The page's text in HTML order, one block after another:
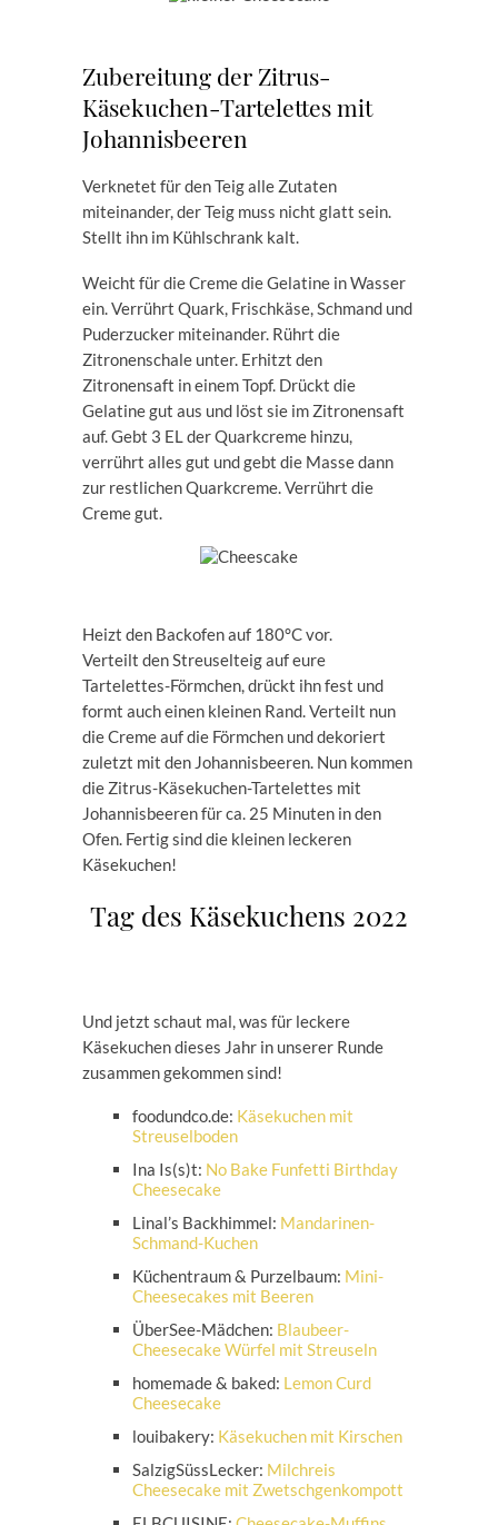
Zubereitung der Zitrus-
Käsekuchen-Tartelettes mit
Johannisbeeren
Verknetet für den Teig alle Zutaten
miteinander, der Teig muss nicht glatt sein.
Stellt ihn im Kühlschrank kalt.
Weicht für die Creme die Gelatine in Wasser
ein. Verrührt Quark, Frischkäse, Schmand und
Puderzucker miteinander. Rührt die
Zitronenschale unter. Erhitzt den
Zitronensaft in einem Topf. Drückt die
Gelatine gut aus und löst sie im Zitronensaft
auf. Gebt 3 EL der Quarkcreme hinzu,
verrührt alles gut und gebt die Masse dann
zur restlichen Quarkcreme. Verrührt die
Creme gut.
Heizt den Backofen auf 180°C vor.
Verteilt den Streuselteig auf eure
Tartelettes-Förmchen, drückt ihn fest und
formt auch einen kleinen Rand. Verteilt nun
die Creme auf die Förmchen und dekoriert
zuletzt mit den Johannisbeeren. Nun kommen
die Zitrus-Käsekuchen-Tartelettes mit
Johannisbeeren für ca. 25 Minuten in den
Ofen. Fertig sind die kleinen leckeren
Käsekuchen!
Tag des Käsekuchens 2022
Und jetzt schaut mal, was für leckere
Käsekuchen dieses Jahr in unserer Runde
zusammen gekommen sind!
foodundco.de: Käsekuchen mit
Streuselboden
Ina Is(s)t: No Bake Funfetti Birthday
Cheesecake
Linal’s Backhimmel: Mandarinen-
Schmand-Kuchen
Küchentraum & Purzelbaum: Mini-
Cheesecakes mit Beeren
ÜberSee-Mädchen: Blaubeer-
Cheesecake Würfel mit Streuseln
homemade & baked: Lemon Curd
Cheesecake
louibakery: Käsekuchen mit Kirschen
SalzigSüssLecker: Milchreis
Cheesecake mit Zwetschgenkompott